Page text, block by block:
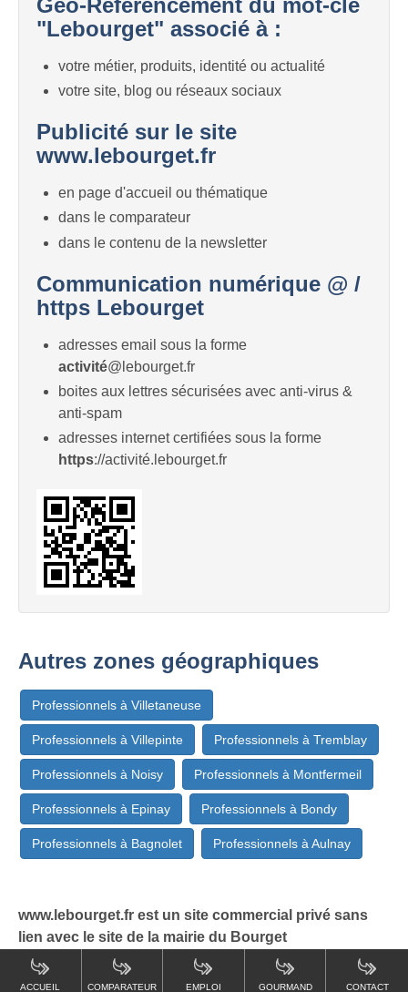
ACCUEIL COMPARATEUR EMPLOI GOURMAND CONTACT
Géo-Référencement du mot-clé
"Lebourget" associé à :
votre métier, produits, identité ou actualité
votre site, blog ou réseaux sociaux
Publicité sur le site
www.lebourget.fr
en page d'accueil ou thématique
dans le comparateur
dans le contenu de la newsletter
Communication numérique @ /
https Lebourget
adresses email sous la forme
activité@lebourget.fr
boites aux lettres sécurisées avec anti-virus &
anti-spam
adresses internet certifiées sous la forme
https://activité.lebourget.fr
Autres zones géographiques
Professionnels à Villetaneuse
Professionnels à Villepinte Professionnels à Tremblay
Professionnels à Noisy Professionnels à Montfermeil
Professionnels à Epinay Professionnels à Bondy
Professionnels à Bagnolet Professionnels à Aulnay
www.lebourget.fr est un site commercial privé sans
lien avec le site de la mairie du Bourget